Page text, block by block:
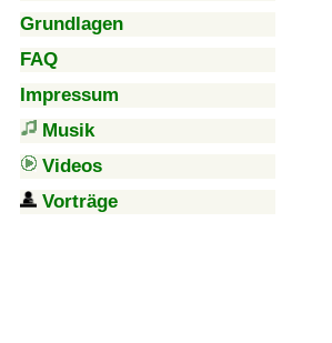
Grundlagen
FAQ
Impressum
Musik
Videos
Vorträge